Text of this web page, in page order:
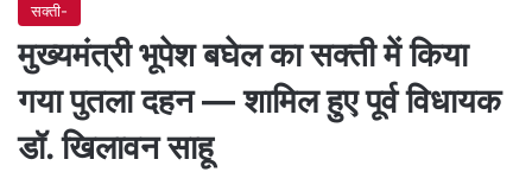
सक्ती-
मुख्यमंत्री भूपेश बघेल का सक्ती में किया
गया पुतला दहन — शामिल हुए पूर्व विधायक
डॉ. खिलावन साहू